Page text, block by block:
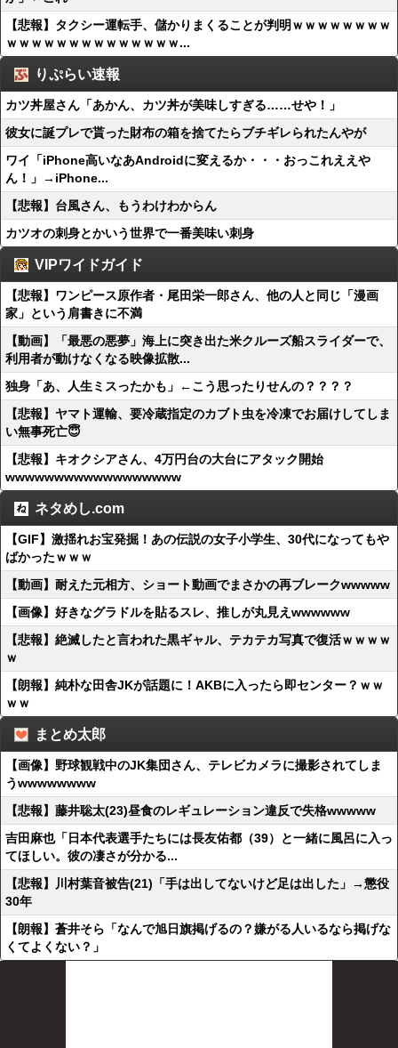
【悲報】タクシー運転手、儲かりまくることが判明ｗｗｗｗｗｗｗｗ
ｗｗｗｗｗｗｗｗｗｗｗｗｗｗ...
りぷらい速報
カツ丼屋さん「あかん、カツ丼が美味しすぎる……せや！」
彼女に誕プレで貰った財布の箱を捨てたらブチギレられたんやが
ワイ「iPhone高いなあAndroidに変えるか・・・おっこれええや
ん！」→iPhone...
【悲報】台風さん、もうわけわからん
カツオの刺身とかいう世界で一番美味い刺身
VIPワイドガイド
【悲報】ワンピース原作者・尾田栄一郎さん、他の人と同じ「漫画
家」という肩書きに不満
【動画】「最悪の悪夢」海上に突き出た米クルーズ船スライダーで、
利用者が動けなくなる映像拡散...
独身「あ、人生ミスったかも」←こう思ったりせんの？？？？
【悲報】ヤマト運輸、要冷蔵指定のカブト虫を冷凍でお届けしてしま
い無事死亡😇
【悲報】キオクシアさん、4万円台の大台にアタック開始
wwwwwwwwwwwwwwwwww
ネタめし.com
【GIF】激揺れお宝発掘！あの伝説の女子小学生、30代になってもや
ばかったｗｗｗ
【動画】耐えた元相方、ショート動画でまさかの再ブレークwwwww
【画像】好きなグラドルを貼るスレ、推しが丸見えwwwwww
【悲報】絶滅したと言われた黒ギャル、テカテカ写真で復活ｗｗｗｗ
ｗ
【朗報】純朴な田舎JKが話題に！AKBに入ったら即センター？ｗｗ
ｗｗ
まとめ太郎
【画像】野球観戦中のJK集団さん、テレビカメラに撮影されてしま
うwwwwwwww
【悲報】藤井聡太(23)昼食のレギュレーション違反で失格wwwww
吉田麻也「日本代表選手たちには長友佑都（39）と一緒に風呂に入っ
てほしい。彼の凄さが分かる...
【悲報】川村葉音被告(21)「手は出してないけど足は出した」→懲役
30年
【朗報】蒼井そら「なんで旭日旗掲げるの？嫌がる人いるなら掲げな
くてよくない？」